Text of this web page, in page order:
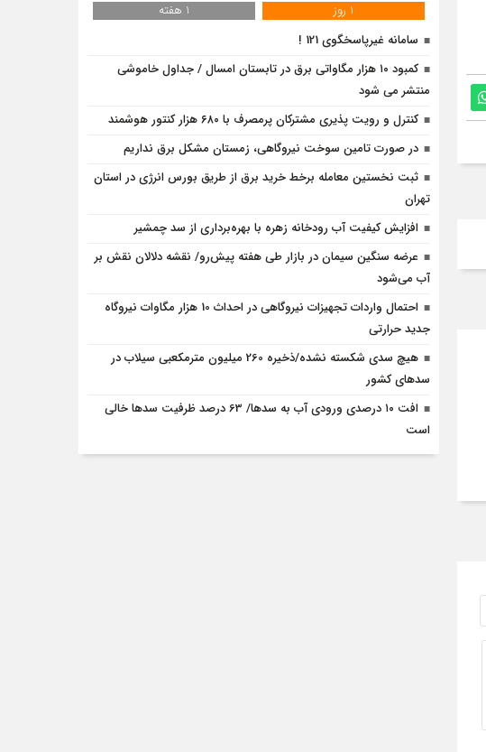
1 روز
1 هفته
سامانه غیرپاسخگوی 121 !
کمبود ۱۰ هزار مگاواتی برق در تابستان امسال / جداول خاموشی
منتشر می شود
کنترل و رویت پذیری مشترکان پرمصرف با ۶۸۰ هزار کنتور هوشمند
در صورت تامین سوخت نیروگاهی، زمستان مشکل برق نداریم
ثبت نخستین معامله برخط خرید برق از طریق بورس انرژی در استان
تهران
افزایش کیفیت آب رودخانه زهره با بهره‌برداری از سد چمشیر
عرضه سنگین سیمان در بازار طی هفته پیش‌رو/ نقشه دلالان نقش بر
آب می‌شود
احتمال واردات تجهیزات نیروگاهی در احداث 10 هزار مگاوات نیروگاه
جدید حرارتی
هیچ سدی شکسته نشده/ذخیره 260 میلیون مترمکعبی سیلاب در
سدهای کشور
افت ۱۰ درصدی ورودی آب به سدها/ 63 درصد ظرفیت سدها خالی
است